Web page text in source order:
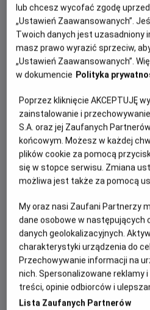
PREMIERA
27 lutego 2025
REŻYSERIA
Marius Petipa , Lev Ivanov
WIĘCEJ
OPIS FILMU
łabędzi. Kiedy jeden z łabędzi
kobietę, Odettę, mężczyzna
kobietę został jednak rzucony
niewoli, pozwalając jej odzyskać
nocy. Von Rotbart,
zastawia na księcia pułapkę,
samym złamał przysięgę
pozostanie łabędziem na
sposób na złamanie zaklęcia
Obsada:
Orkiestra Royal Opera
ODETTA/ODYLIA Yasmine
lub chcesz wycofać zgodę
„Ustawień Zaawansowanych”.
Twoich danych jest uzasadniony
masz prawo wyrazić sprzeciw,
„Ustawień Zaawansowanych”.
w dokumencie Polityka
Poprzez kliknięcie AKCEPTUJĘ
zainstalowanie i
S.A. oraz jej Zaufanych
końcowym. Możesz w każdej
plików cookie za pomocą
się w stopce serwisu. Zmiana
możliwa jest także za pomocą
My oraz nasi Zaufani Partnerzy
dane osobowe w następujących
danych geolokalizacyjnych.
charakterystyki urządzenia do
Przechowywanie informacji na
nich. Spersonalizowane reklamy
treści, opinie odbiorców i
Lista Zaufanych Partnerów